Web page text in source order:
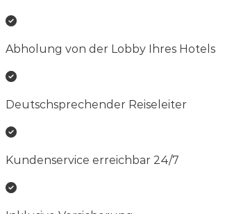
Abholung von der Lobby Ihres Hotels
Deutschsprechender Reiseleiter
Kundenservice erreichbar 24/7